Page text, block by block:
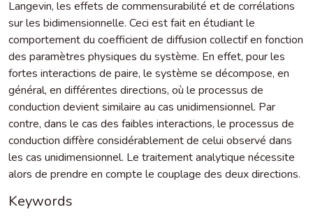
Langevin, les effets de commensurabilité et de corrélations
sur les bidimensionnelle. Ceci est fait en étudiant le
comportement du coefficient de diffusion collectif en fonction
des paramètres physiques du système. En effet, pour les
fortes interactions de paire, le système se décompose, en
général, en différentes directions, où le processus de
conduction devient similaire au cas unidimensionnel. Par
contre, dans le cas des faibles interactions, le processus de
conduction diffère considérablement de celui observé dans
les cas unidimensionnel. Le traitement analytique nécessite
alors de prendre en compte le couplage des deux directions.
Keywords